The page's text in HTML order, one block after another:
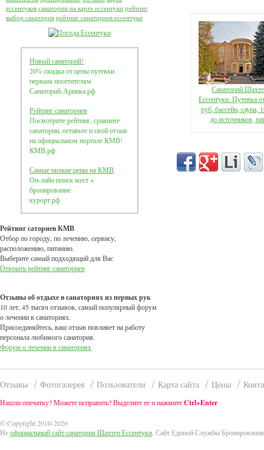
ессентуков санатории на карте ессентуки рейтинг
выбор санатория рейтинг санаториев ессентуки
Новый санаторий!
20% скидка от цены путевки
первым посетителям
Санаторий-Арника.рф
Рейтинг санаториев
Посмотрите рейтинг, сравните
санатории, оставьте и свой отзыв
на официальном портале КМВ!
КМВ.рф
Самые низкие цены на КМВ
Он-лайн поиск мест +
бронирование
курорт.рф
Рейтинг саториев КМВ
Отбор по городу, по лечению, сервису,
расположению, питанию.
Выберите самый подходящий для Вас
Открыть рейтинг санаториев
Отзывы об отдыхе в санаториях из первых рук
10 лет, 45 тысяч отзывов, самый популярный форум
о лечении в санаториях.
Присоединяйтесь, ваш отзыв повлияет на работу
персонала любимого санатория.
Форум о лечении в санаториях
Санаторий
Ессентуки. Путевка
руб, бассейн, сауна,
до источников,
Отзывы Фотогалерея Пользователи Карта сайта Цены
Нашли опечатку? Можете исправить? Выделите ее и нажмитеCtrl+Enter
© Copyright 2010-2026
Неофициальный сайт санатория Шахтер Ессентуки . Сайт Единой Службы